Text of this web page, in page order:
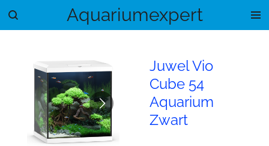
Ga
hoofdinhoud
Aquariumexpert
Juwel Vio
Cube 54
Aquarium
Zwart